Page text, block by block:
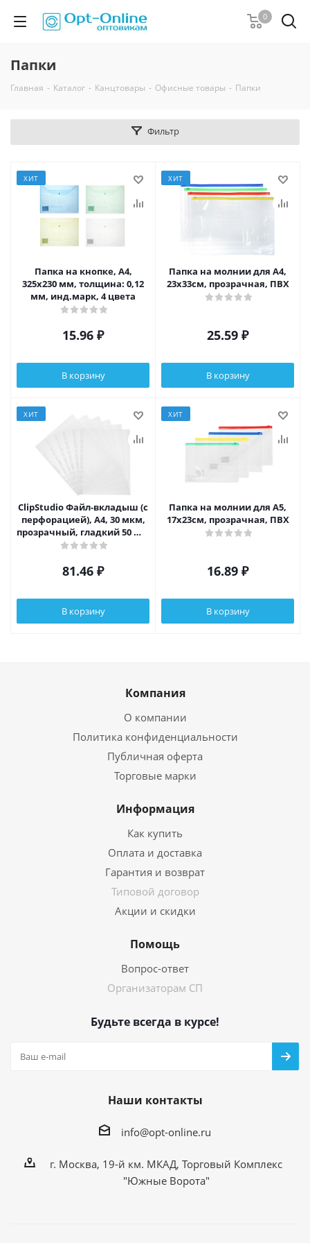
0
Папки
Главная - Каталог - Канцтовары - Офисные товары - Папки
Фильтр
ХИТ
Папка на кнопке, А4,
325x230 мм, толщина: 0,12
мм, инд.марк, 4 цвета
15.96 ₽
В корзину
ХИТ
Папка на молнии для А4,
23x33см, прозрачная, ПВХ
25.59 ₽
В корзину
ХИТ
ClipStudio Файл-вкладыш (с
перфорацией), А4, 30 мкм,
прозрачный, гладкий 50 шт.
в упаковке
81.46 ₽
В корзину
ХИТ
Папка на молнии для А5,
17x23см, прозрачная, ПВХ
16.89 ₽
В корзину
Компания
О компании
Политика конфиденциальности
Публичная оферта
Торговые марки
Информация
Как купить
Оплата и доставка
Гарантия и возврат
Типовой договор
Акции и скидки
Помощь
Вопрос-ответ
Организаторам СП
Будьте всегда в курсе!
Наши контакты
info@opt-online.ru
г. Москва, 19-й км. МКАД, Торговый Комплекс
"Южные Ворота"